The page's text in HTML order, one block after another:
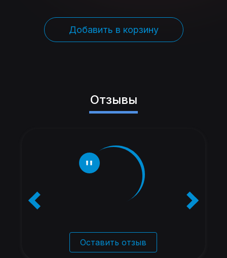
Добавить в корзину
Отзывы
Оставить отзыв